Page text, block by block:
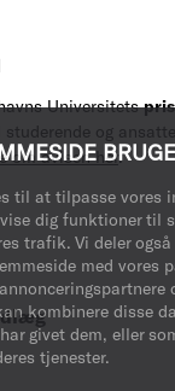
til at tilpasse vores
dig funktioner til
trafik. Vi deler
med vores
kombinere disse
givet dem, eller
tjenester.
Universitets
og
om avisen her.